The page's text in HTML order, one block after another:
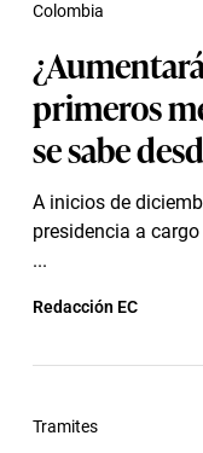
primeros
se sabe
A inicios de
presidencia a
...
Colombia
Redacción EC
Tramites